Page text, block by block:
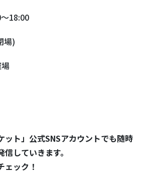
～18:00
場)
ット」公式SNSアカウントでも随時
していきます。
ェック！